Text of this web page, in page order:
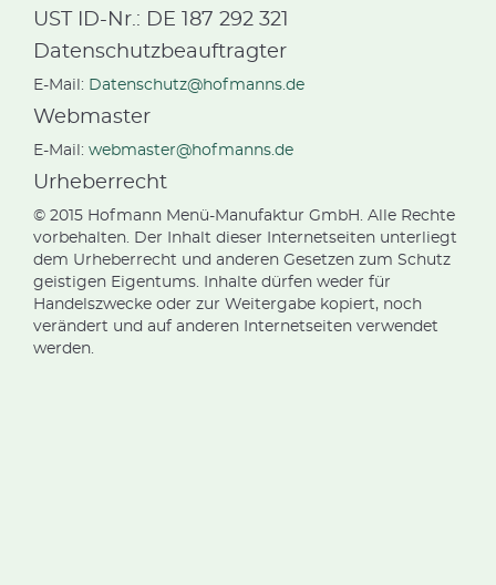
UST ID-Nr.: DE 187 292 321
Datenschutzbeauftragter
E-Mail: Datenschutz@hofmanns.de
Webmaster
E-Mail: webmaster@hofmanns.de
Urheberrecht
© 2015 Hofmann Menü-Manufaktur GmbH. Alle Rechte
vorbehalten. Der Inhalt dieser Internetseiten unterliegt
dem Urheberrecht und anderen Gesetzen zum Schutz
geistigen Eigentums. Inhalte dürfen weder für
Handelszwecke oder zur Weitergabe kopiert, noch
verändert und auf anderen Internetseiten verwendet
werden.